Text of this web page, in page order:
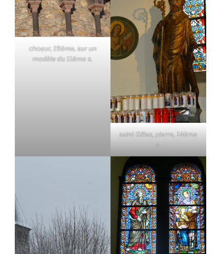
choeur, 19ème, sur un
modèle du 11ème s.
saint Gilles, pierre, 14ème
s.